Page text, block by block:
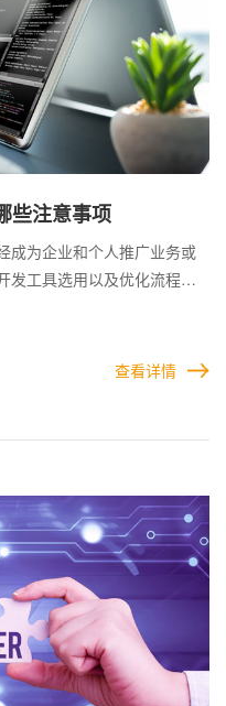
些注意事项
成为企业和个人推广业务或
发工具选用以及优化流程等
同屏幕大小上均能正常显
设计风格，确保用户能够
及性能优化等多方面因素。
查看详情